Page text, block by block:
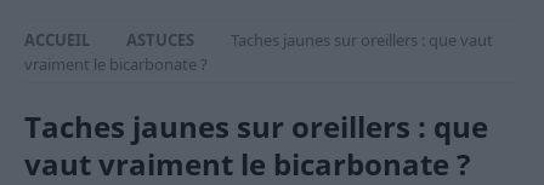
ACCUEIL ASTUCES
Taches jaunes sur oreillers : que vaut
vraiment le bicarbonate ?
Taches jaunes sur oreillers : que
vaut vraiment le bicarbonate ?